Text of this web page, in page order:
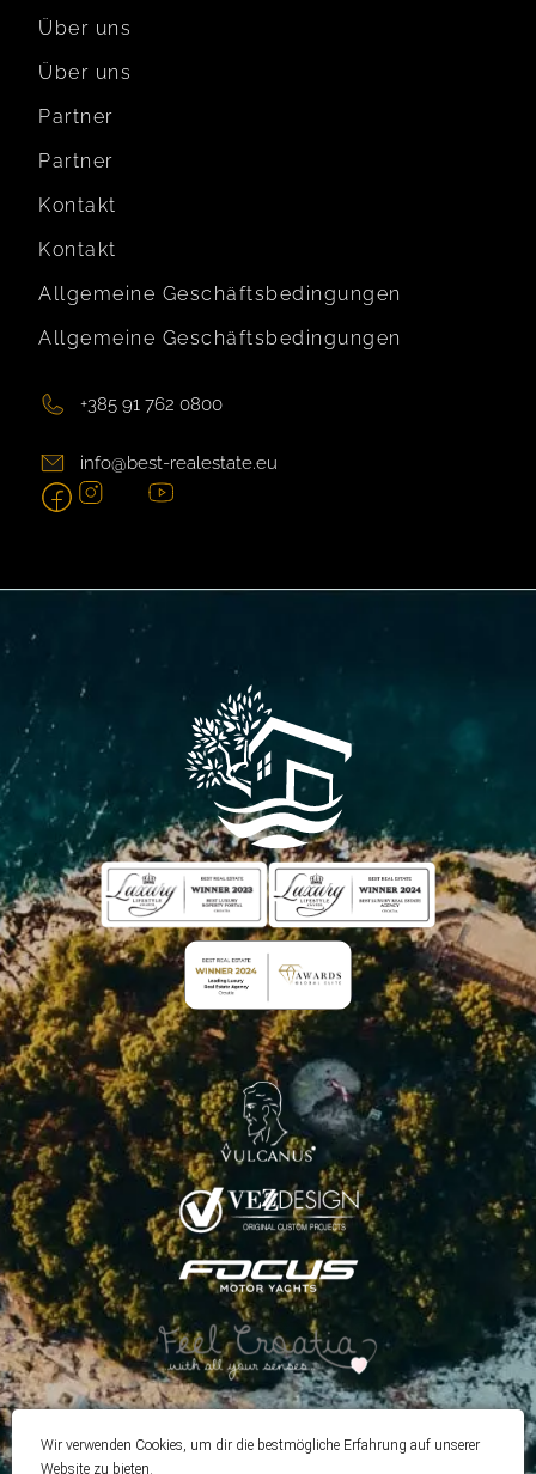
Über uns
Über uns
Partner
Partner
Kontakt
Kontakt
Allgemeine Geschäftsbedingungen
Allgemeine Geschäftsbedingungen
+385 91 762 0800
info@best-realestate.eu
Wir verwenden Cookies, um dir die bestmögliche Erfahrung auf unserer
Website zu bieten.